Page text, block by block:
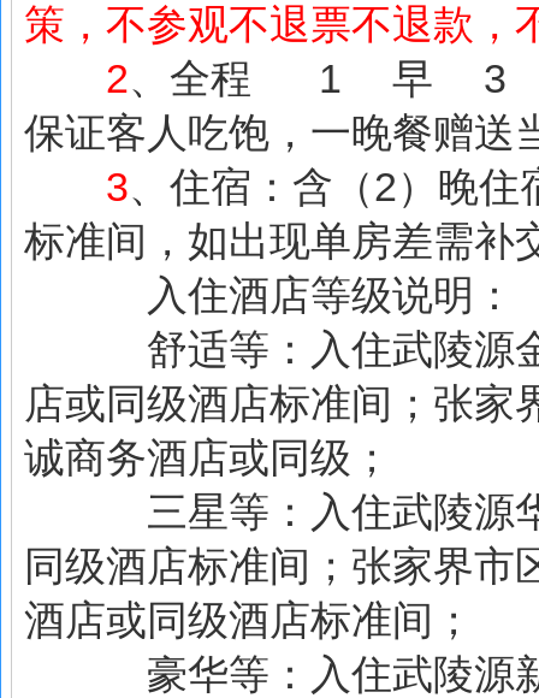
策，不参观不退票不退款，
2、全程 1 早 3 正
保证客人吃饱，一晚餐赠送
3、住宿：含（2）晚
标准间，如出现单房差需补
入住酒店等级说明：
舒适等：入住武陵源金
店或同级酒店标准间；张家
诚商务酒店或同级；
三星等：入住武陵源华
同级酒店标准间；张家界市
酒店或同级酒店标准间；
豪华等：入住武陵源新